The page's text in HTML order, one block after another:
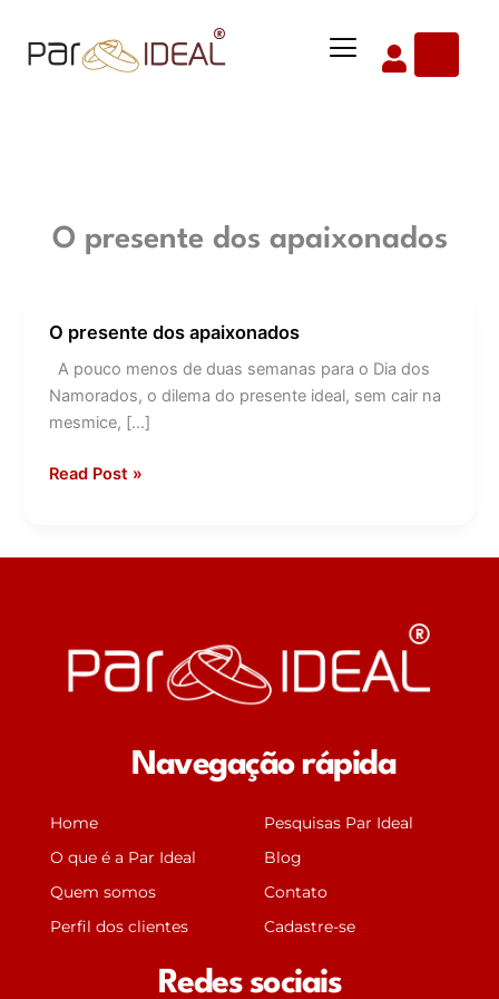
para
Menu
O presente dos apaixonados
O presente dos apaixonados
A pouco menos de duas semanas para o Dia dos
Namorados, o dilema do presente ideal, sem cair na
mesmice, […]
O
presente
dos
apaixonados
Read Post »
Navegação rápida
Home
O que é a Par Ideal
Quem somos
Perfil dos clientes
Pesquisas Par Ideal
Blog
Contato
Cadastre-se
Redes sociais